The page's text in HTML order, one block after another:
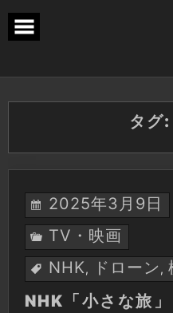
タグ:
2025年3月9日
TV・映画
NHK, ドローン ,
NHK「小さな旅